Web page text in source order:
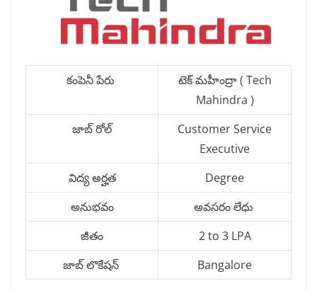
కంపెనీ పేరు
టెక్ మహీంద్రా ( Tech
Mahindra )
జాబ్ రోల్
Customer Service
Executive
విద్య అర్హత
Degree
అనుభవం
అవసరం లేధు
జీతం
2 to 3 LPA
జాబ్ లొకేషన్
Bangalore